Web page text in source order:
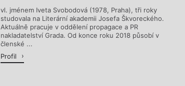
vl. jménem Iveta Svobodová (1978, Praha), tři roky
studovala na Literární akademii Josefa Škvoreckého.
Aktuálně pracuje v oddělení propagace a PR
nakladatelství Grada. Od konce roku 2018 působí v
členské ...
Profil